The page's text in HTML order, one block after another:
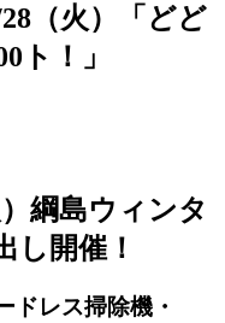
（火）「どど
ト！」
綱島ウィンタ
し開催！
ドレス掃除機・